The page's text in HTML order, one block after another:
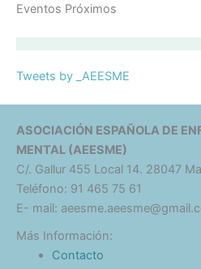
Eventos Próximos
Tweets by _AEESME
ASOCIACIÓN ESPAÑOLA DE
MENTAL (AEESME)
C/. Gallur 455 Local 14. 28047
Teléfono: 91 465 75 61
E- mail:
Más Información:
Contacto